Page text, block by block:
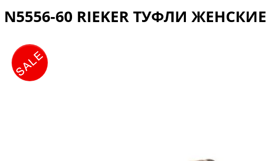
N5556-60 RIEKER ТУФЛИ ЖЕНСКИЕ